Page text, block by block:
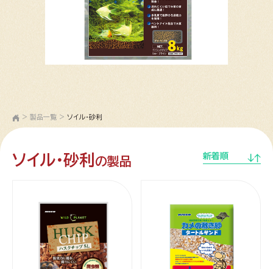
> 製品一覧 > ソイル・砂利
ソイル・砂利 の製品 新着順